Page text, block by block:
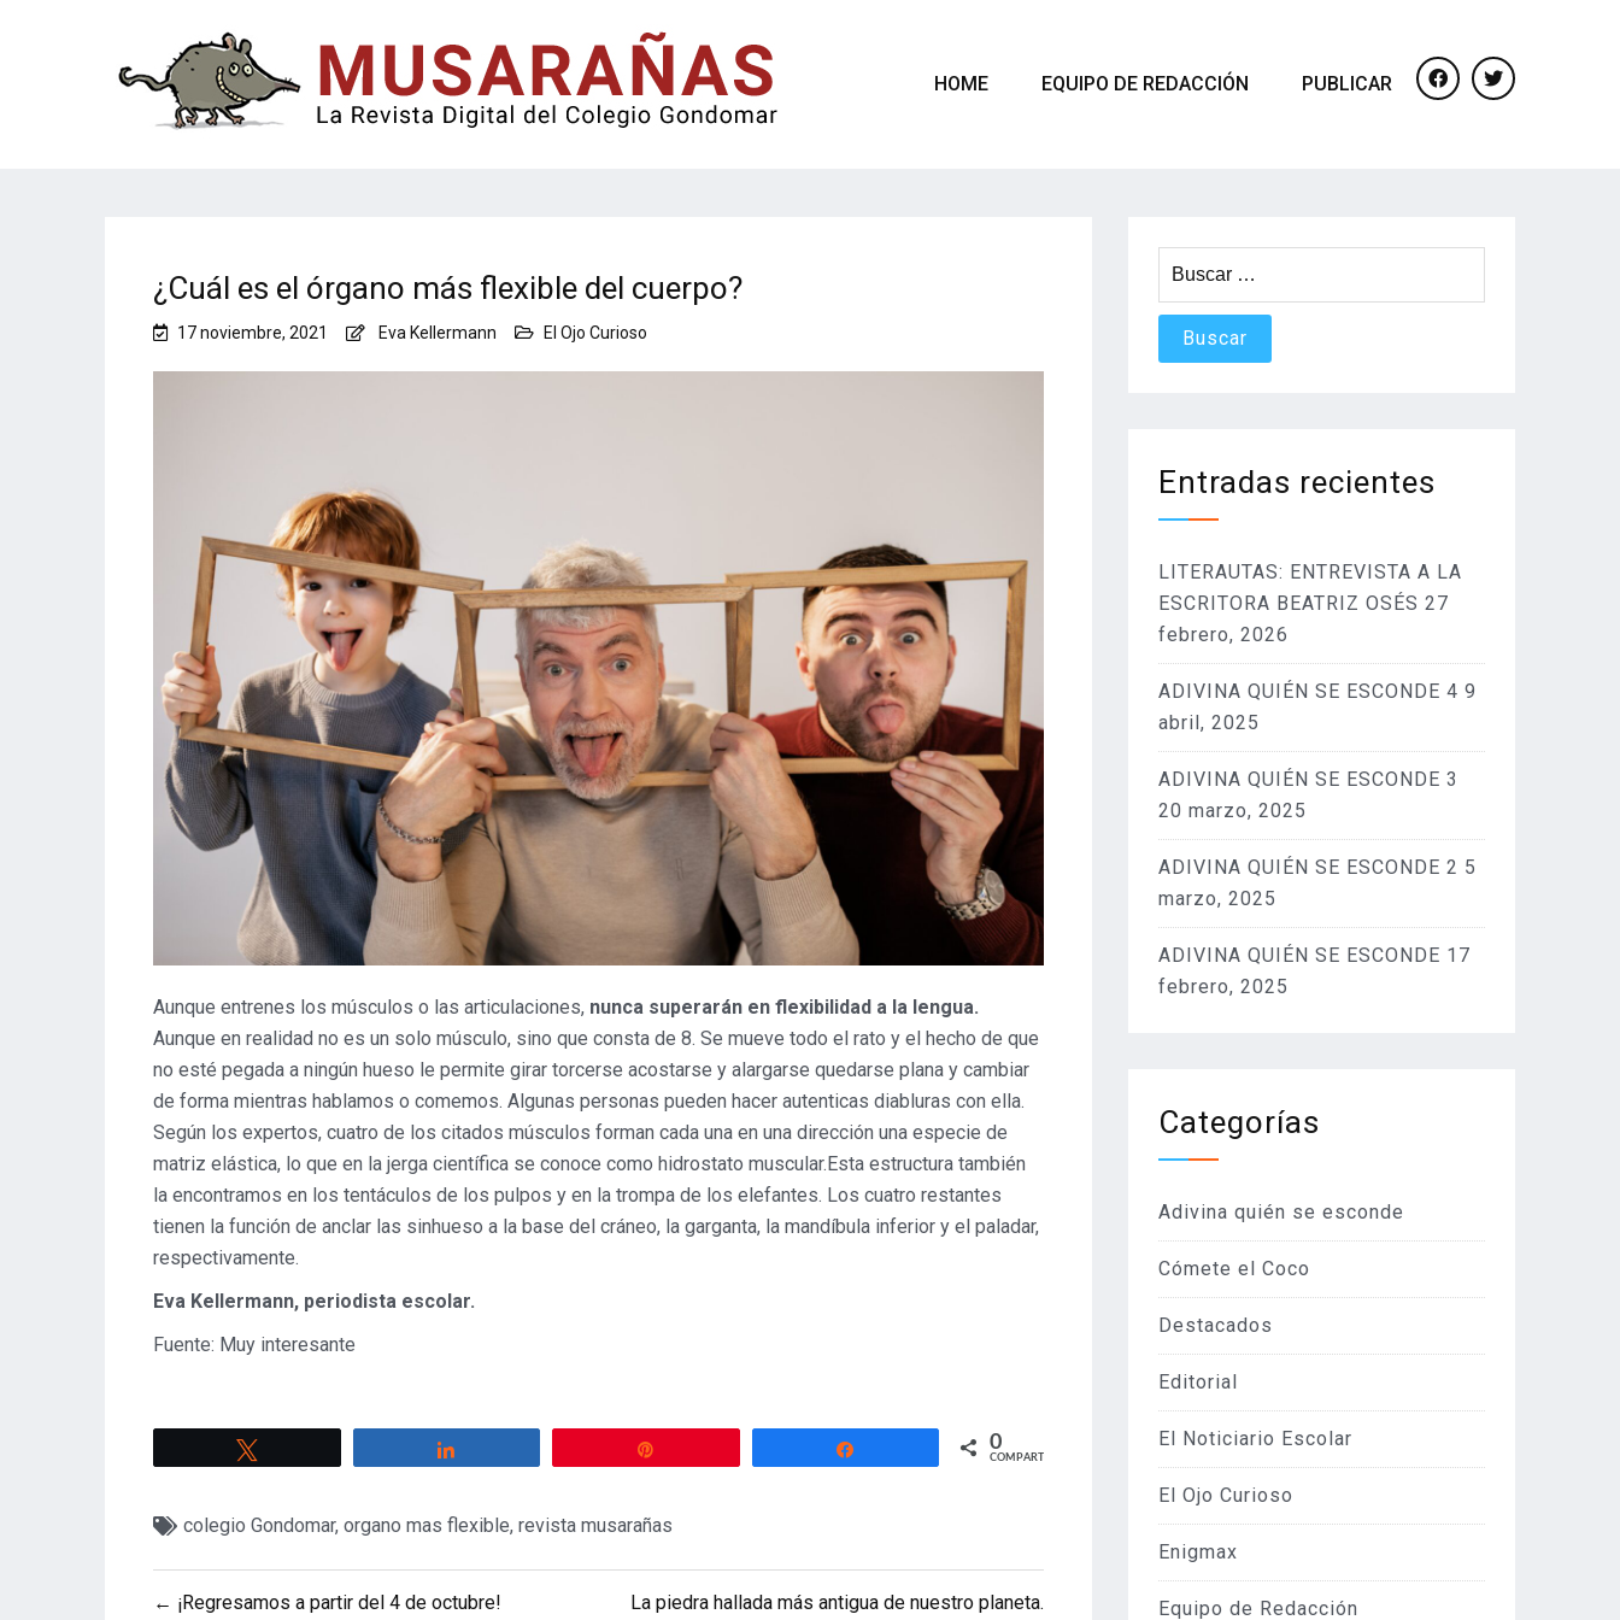
HOME EQUIPO DE REDACCIÓN
PUBLICAR
facebooktwitter
¿Cuál es el órgano más flexible del cuerpo?
17 noviembre, 2021 Eva Kellermann El Ojo Curioso
Aunque entrenes los músculos o las articulaciones, nunca superarán en flexibilidad a la lengua.
Aunque en realidad no es un solo músculo, sino que consta de 8. Se mueve todo el rato y el hecho de que
no esté pegada a ningún hueso le permite girar torcerse acostarse y alargarse quedarse plana y cambiar
de forma mientras hablamos o comemos. Algunas personas pueden hacer autenticas diabluras con ella.
Según los expertos, cuatro de los citados músculos forman cada una en una dirección una especie de
matriz elástica, lo que en la jerga científica se conoce como hidrostato muscular.Esta estructura también
la encontramos en los tentáculos de los pulpos y en la trompa de los elefantes. Los cuatro restantes
tienen la función de anclar las sinhueso a la base del cráneo, la garganta, la mandíbula inferior y el paladar,
respectivamente.
Eva Kellermann, periodista escolar.
Fuente: Muy interesante
0
COMPARTIR
colegio Gondomar, organo mas flexible, revista musarañas
Navegación
← ¡Regresamos a partir del 4 de octubre! La piedra hallada más antigua de nuestro planeta.
Buscar:
Entradas recientes
LITERAUTAS: ENTREVISTA A LA
ESCRITORA BEATRIZ OSÉS 27
febrero, 2026
ADIVINA QUIÉN SE ESCONDE 4 9
abril, 2025
ADIVINA QUIÉN SE ESCONDE 3
20 marzo, 2025
ADIVINA QUIÉN SE ESCONDE 2 5
marzo, 2025
ADIVINA QUIÉN SE ESCONDE 17
febrero, 2025
Categorías
Adivina quién se esconde
Cómete el Coco
Destacados
Editorial
El Noticiario Escolar
El Ojo Curioso
Enigmax
Equipo de Redacción